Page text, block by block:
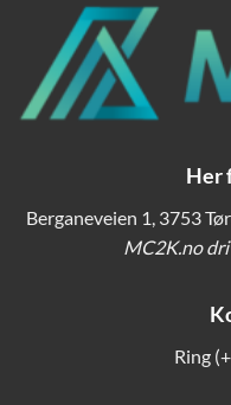
Her
Berganeveien 1, 3753
MC2K.no
Ring